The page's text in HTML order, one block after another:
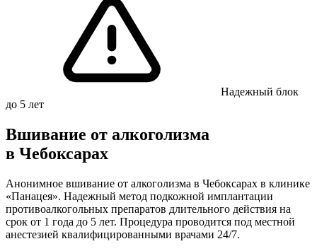
Надежный блок
до 5 лет
Вшивание от алкоголизма
в Чебоксарах
Анонимное вшивание от алкоголизма в Чебоксарах в клинике
«Панацея». Надежный метод подкожной имплантации
противоалкогольных препаратов длительного действия на
срок от 1 года до 5 лет. Процедура проводится под местной
анестезией квалифицированными врачами 24/7.